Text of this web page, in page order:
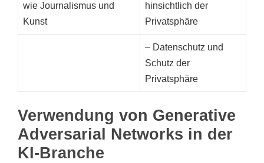
wie Journalismus und
Kunst
hinsichtlich der
Privatsphäre
– Datenschutz und
Schutz der
Privatsphäre
Verwendung von Generative
Adversarial Networks in der
KI-Branche